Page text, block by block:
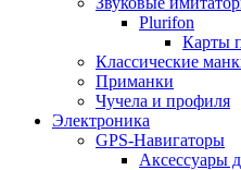
Plurifon
Карты
Классические
Приманки
Чучела и профиля
Электроника
GPS-Навигаторы
Аксессуары